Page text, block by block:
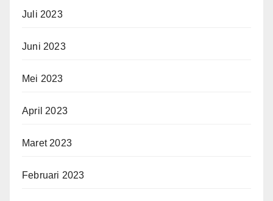
Juli 2023
Juni 2023
Mei 2023
April 2023
Maret 2023
Februari 2023